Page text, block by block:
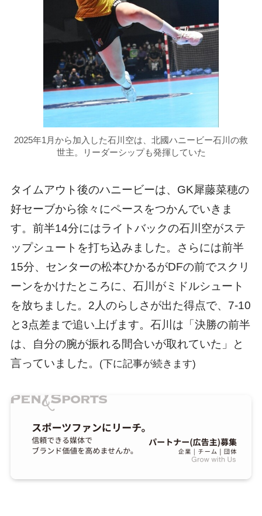
2025年1月から加入した石川空は、北國ハニービー石川の救
世主。リーダーシップも発揮していた
タイムアウト後のハニービーは、GK犀藤菜穂の
好セーブから徐々にペースをつかんでいきま
す。前半14分にはライトバックの石川空がステ
ップシュートを打ち込みました。さらには前半
15分、センターの松本ひかるがDFの前でスクリ
ーンをかけたところに、石川がミドルシュート
を放ちました。2人のらしさが出た得点で、7-10
と3点差まで追い上げます。石川は「決勝の前半
は、自分の腕が振れる間合いが取れていた」と
言っていました。
(下に記事が続きます)